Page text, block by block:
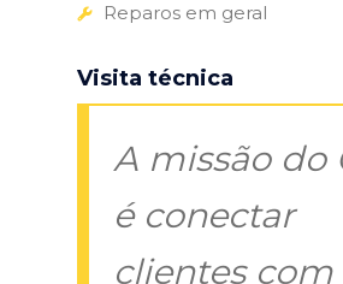
Reparos em geral
Visita técnica
A missão do
é conectar
clientes com